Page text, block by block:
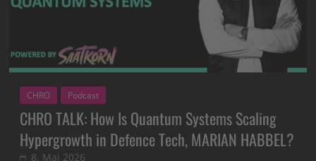
CHRO Podcast
CHRO TALK: How Is Quantum Systems Scaling
Hypergrowth in Defence Tech, MARIAN HABBEL?
8. Mai 2026